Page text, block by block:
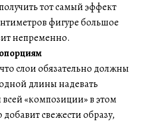
тот самый эффект
фигуре большое
непременно.
слои обязательно должны
длины надевать
«композиции» в этом
добавит свежести образу,